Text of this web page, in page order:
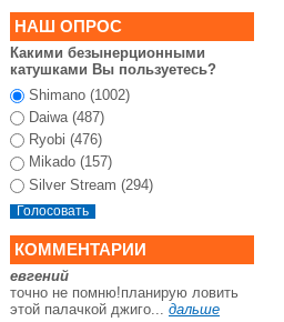
НАШ ОПРОС
Какими безынерционными
катушками Вы пользуетесь?
Shimano (1002)
Daiwa (487)
Ryobi (476)
Mikado (157)
Silver Stream (294)
КОММЕНТАРИИ
евгений
точно не помню!планирую ловить
этой палачкой джиго... дальше